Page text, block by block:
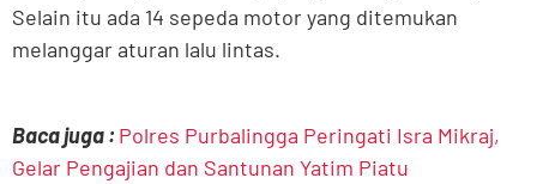
Selain itu ada 14 sepeda motor yang ditemukan
melanggar aturan lalu lintas.
Baca juga : Polres Purbalingga Peringati Isra Mikraj,
Gelar Pengajian dan Santunan Yatim Piatu